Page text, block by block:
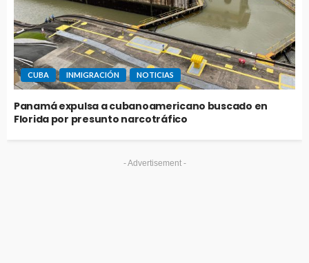
CUBA INMIGRACIÓN NOTICIAS
Panamá expulsa a cubanoamericano buscado en
Florida por presunto narcotráfico
- Advertisement -